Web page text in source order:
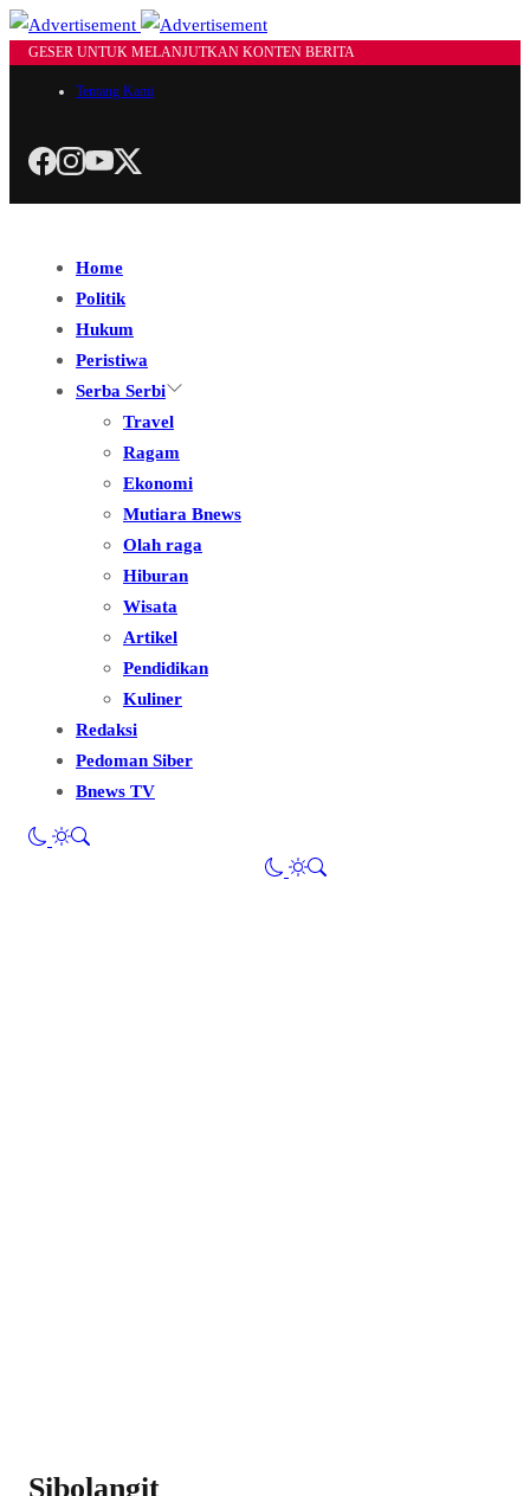
GESER UNTUK MELANJUTKAN KONTEN BERITA
Tentang Kami
Home
Politik
Hukum
Peristiwa
Serba Serbi
Travel
Ragam
Ekonomi
Mutiara Bnews
Olah raga
Hiburan
Wisata
Artikel
Pendidikan
Kuliner
Redaksi
Pedoman Siber
Bnews TV
Sibolangit